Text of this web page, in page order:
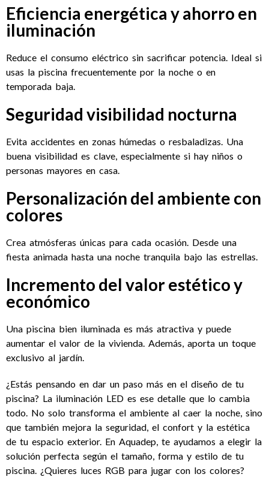
Eficiencia energética y ahorro en
iluminación
Reduce el consumo eléctrico sin sacrificar potencia. Ideal si
usas la piscina frecuentemente por la noche o en
temporada baja.
Seguridad visibilidad nocturna
Evita accidentes en zonas húmedas o resbaladizas. Una
buena visibilidad es clave, especialmente si hay niños o
personas mayores en casa.
Personalización del ambiente con
colores
Crea atmósferas únicas para cada ocasión. Desde una
fiesta animada hasta una noche tranquila bajo las estrellas.
Incremento del valor estético y
económico
Una piscina bien iluminada es más atractiva y puede
aumentar el valor de la vivienda. Además, aporta un toque
exclusivo al jardín.
¿Estás pensando en dar un paso más en el diseño de tu
piscina? La iluminación LED es ese detalle que lo cambia
todo. No solo transforma el ambiente al caer la noche, sino
que también mejora la seguridad, el confort y la estética
de tu espacio exterior. En Aquadep, te ayudamos a elegir la
solución perfecta según el tamaño, forma y estilo de tu
piscina. ¿Quieres luces RGB para jugar con los colores?